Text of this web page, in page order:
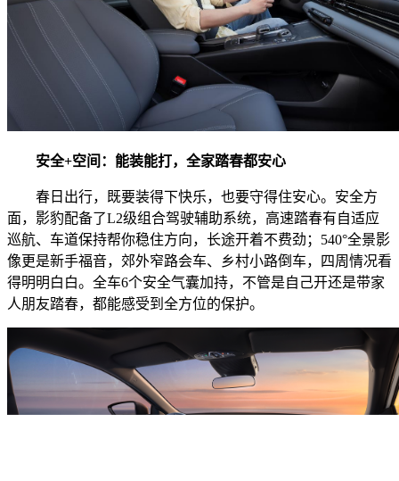
安全+空间：能装能打，全家踏春都安心
春日出行，既要装得下快乐，也要守得住安心。安全方
面，影豹配备了L2级组合驾驶辅助系统，高速踏春有自适应
巡航、车道保持帮你稳住方向，长途开着不费劲；540°全景影
像更是新手福音，郊外窄路会车、乡村小路倒车，四周情况看
得明明白白。全车6个安全气囊加持，不管是自己开还是带家
人朋友踏春，都能感受到全方位的保护。